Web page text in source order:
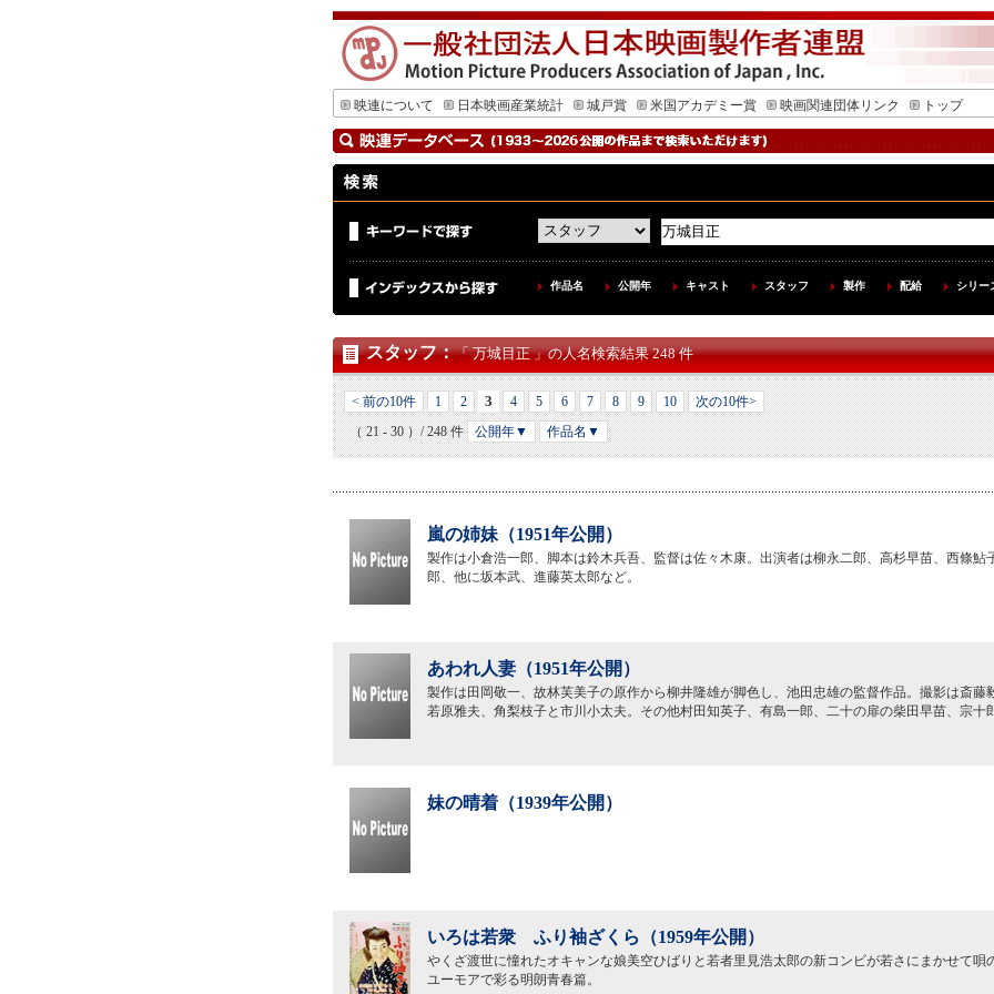
映連について 日本映画産業統計 城戸賞 米国アカデミー賞 映画関連団体リンク トップ
作品名 公開年 キャスト スタッフ 製作 配給 シリー
スタッフ：「 万城目正 」の人名検索結果 248 件
< 前の10件 1 2 3 4 5 6 7 8 9 10
次の10件>
（ 21 - 30 ）/ 248 件
公開年▼ 作品名▼
嵐の姉妹（1951年公開）
製作は小倉浩一郎、脚本は鈴木兵吾、監督は佐々木康。出演者は柳永二郎、高杉早苗、西條鮎
郎、他に坂本武、進藤英太郎など。
あわれ人妻（1951年公開）
製作は田岡敬一、故林芙美子の原作から柳井隆雄が脚色し、池田忠雄の監督作品。撮影は斎藤
若原雅夫、角梨枝子と市川小太夫。その他村田知英子、有島一郎、二十の扉の柴田早苗、宗十
妹の晴着（1939年公開）
いろは若衆 ふり袖ざくら（1959年公開）
やくざ渡世に憧れたオキャンな娘美空ひばりと若者里見浩太郎の新コンビが若さにまかせて唄
ユーモアで彩る明朗青春篇。